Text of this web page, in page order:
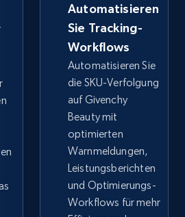
Images, Variations, and
Jetzt anfangen
global dataset
Description, Initial
Reviews count, and
Automatisieren
Sie Tracking-
Workflows
Automatisieren Sie
die SKU-Verfolgung
auf Givenchy
Beauty mit
optimierten
Warnmeldungen,
Leistungsberichten
und Optimierungs-
Workflows für mehr